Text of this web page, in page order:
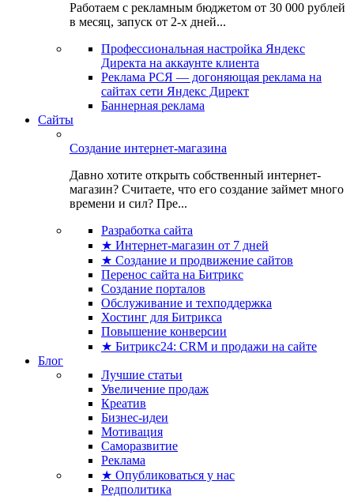
Работаем с рекламным бюджетом от 30 000 рублей
в месяц, запуск от 2-х дней...
Профессиональная настройка Яндекс
Директа на аккаунте клиента
Реклама РСЯ — догоняющая реклама на
сайтах сети Яндекс Директ
Баннерная реклама
Сайты
Создание интернет-магазина
Давно хотите открыть собственный интернет-
магазин? Считаете, что его создание займет много
времени и сил? Пре...
Разработка сайта
★ Интернет-магазин от 7 дней
★ Создание и продвижение сайтов
Перенос сайта на Битрикс
Создание порталов
Обслуживание и техподдержка
Хостинг для Битрикса
Повышение конверсии
★ Битрикс24: CRM и продажи на сайте
Блог
Лучшие статьи
Увеличение продаж
Креатив
Бизнес-идеи
Мотивация
Саморазвитие
Реклама
★ Опубликоваться у нас
Редполитика